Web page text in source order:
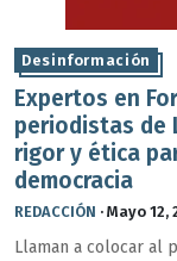
Desinformación
Expertos en
periodistas de
rigor y ética
democracia
REDACCIÓN · Mayo 12,
Llaman a colocar al